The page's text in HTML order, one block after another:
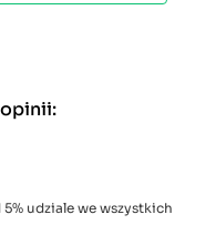
opinii:
udziale we wszystkich